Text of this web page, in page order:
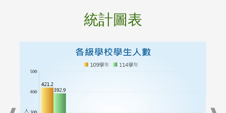
統計圖表